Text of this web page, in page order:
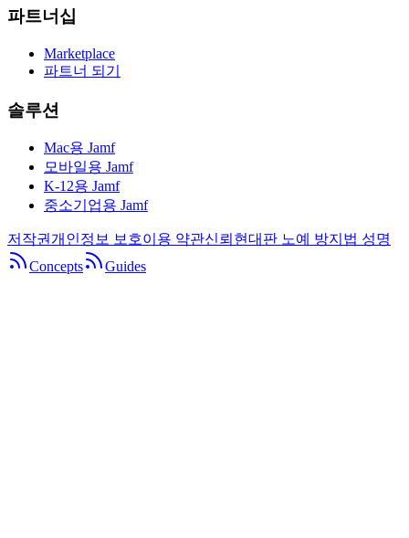
파트너십
Marketplace
파트너 되기
솔루션
Mac용 Jamf
모바일용 Jamf
K-12용 Jamf
중소기업용 Jamf
저작권개인정보 보호이용 약관신뢰 현대판 노예 방지법 성명
Concepts
Guides